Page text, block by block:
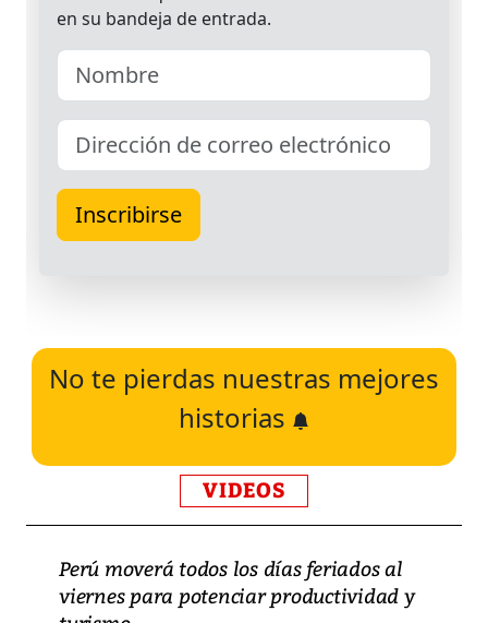
No te pierdas nuestras mejores
historias
VIDEOS
Perú moverá todos los días feriados al
viernes para potenciar productividad y